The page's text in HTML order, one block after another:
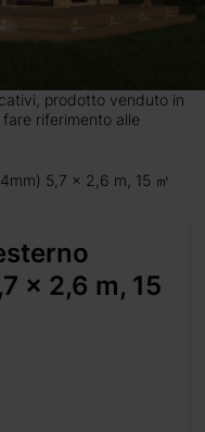
prodotto venduto in
riferimento alle
5,7 x 2,6 m, 15 ㎡
x 2,6 m, 15